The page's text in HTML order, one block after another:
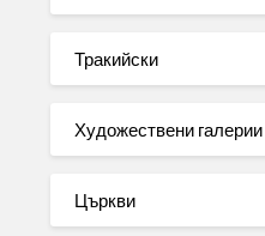
Тракийски
Художествени галерии
Църкви